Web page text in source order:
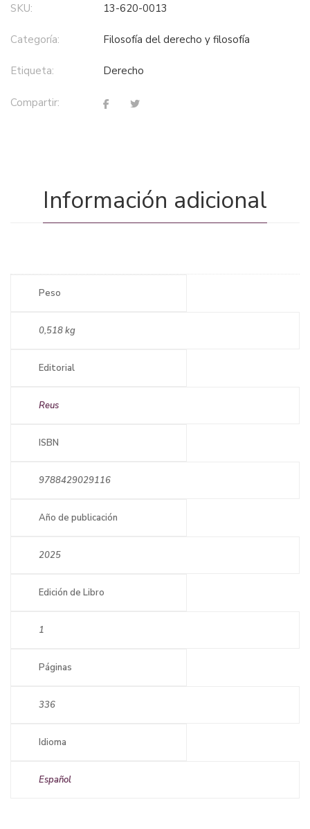
SKU: 13-620-0013
Categoría: filosofía del derecho y filosofía
Etiqueta: derecho
Compartir:
Información adicional
Peso
0,518 kg
Editorial
Reus
ISBN
9788429029116
Año de publicación
2025
Edición de Libro
1
Páginas
336
Idioma
Español